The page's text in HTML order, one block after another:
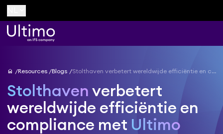
home Resources Blogs Stolthaven verbetert wereldwijde efficiëntie en compliance met Ultimo
Stolthaven verbetert
wereldwijde efficiëntie en
compliance met Ultimo